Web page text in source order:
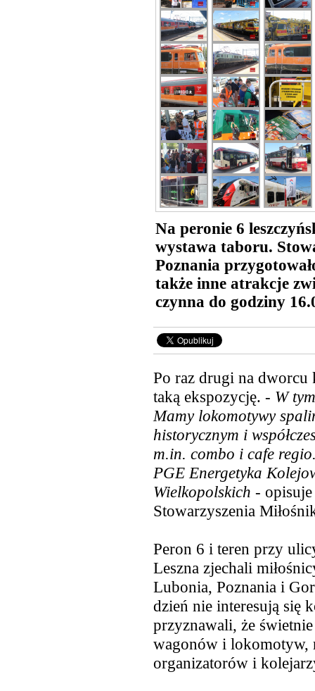
Na peronie 6
wystawa taboru.
Poznania
także inne atrakcje
czynna do godziny
Po raz drugi na
taką ekspozycję. - W
Mamy lokomotywy
historycznym i
m.in. combo i cafe
PGE Energetyka
Wielkopolskich -
Stowarzyszenia
Peron 6 i teren przy
Leszna zjechali
Lubonia, Poznania i
dzień nie interesują się
przyznawali, że
wagonów i lokomotyw,
organizatorów i